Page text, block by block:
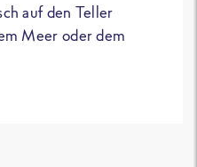
auf den Teller
Meer oder dem